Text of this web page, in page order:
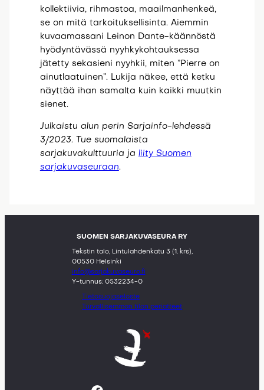
kollektiivia, rihmastoa, maailmanhenkeä,
se on mitä tarkoituksellisinta. Aiemmin
kuvaamassani Leinon Dante-käännöstä
hyödyntävässä nyyhkykohtauksessa
jätetty sekasieni nyyhkii, miten ”Pierre on
ainutlaatuinen”. Lukija näkee, että ketku
näyttää ihan samalta kuin kaikki muutkin
sienet.
Julkaistu alun perin Sarjainfo-lehdessä
3/2023. Tue suomalaista
sarjakuvakulttuuria ja liity Suomen
sarjakuvaseuraan.
SUOMEN SARJAKUVASEURA RY
Tekstin talo, Lintulahdenkatu 3 (1. krs),
00530 Helsinki
info@sarjakuvaseura.fi
Y-tunnus: 0532234-0
Tietosuojaseloste
Turvallisemman tilan periatteet